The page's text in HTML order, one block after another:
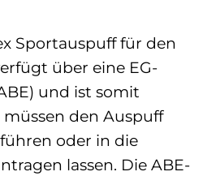
Sportauspuff für den
über eine EG-
und ist somit
den Auspuff
oder in die
lassen. Die ABE-